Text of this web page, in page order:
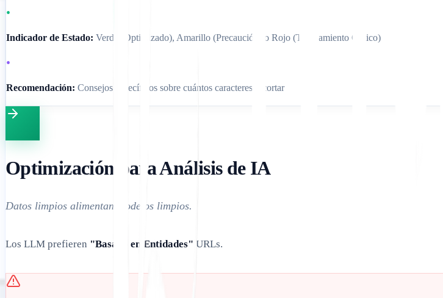
•
Indicador de Estado: Verde (Optimizado), Amarillo (Precaución) o Rojo (Truncamiento Crítico)
•
Recomendación: Consejos específicos sobre cuántos caracteres recortar
Optimización para Análisis de IA
Datos limpios alimentan modelos limpios.
Los LLM prefieren "Basado en Entidades" URLs.